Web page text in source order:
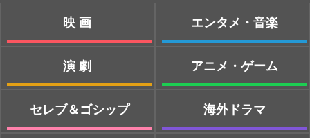
映画
演劇
セレブ＆ゴシップ
エンタメ・音楽
アニメ・ゲーム
海外ドラマ